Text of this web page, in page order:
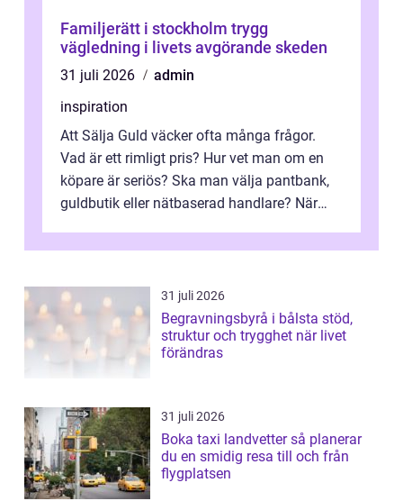
Familjerätt i stockholm trygg
vägledning i livets avgörande skeden
31 juli 2026
admin
inspiration
Att Sälja Guld väcker ofta många frågor.
Vad är ett rimligt pris? Hur vet man om en
köpare är seriös? Ska man välja pantbank,
guldbutik eller nätbaserad handlare? När
31 juli 2026
Begravningsbyrå i bålsta stöd,
struktur och trygghet när livet
förändras
31 juli 2026
Boka taxi landvetter så planerar
du en smidig resa till och från
flygplatsen